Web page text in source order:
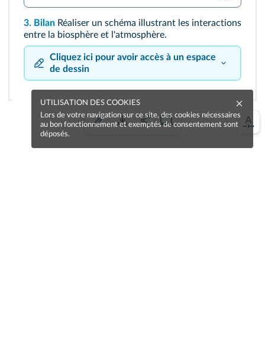
3. Bilan
entre la biosphère et l'atmosphère.
Cliquez ici pour avoir accès à un espace
de dessin
UTILISATION DES COOKIES
Lors de votre navigation sur ce site, des cookies nécessaires
au bon fonctionnement et exemptés de consentement sont
déposés.